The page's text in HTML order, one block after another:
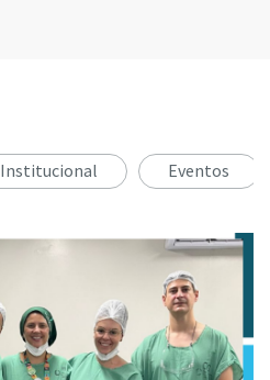
Institucional Eventos